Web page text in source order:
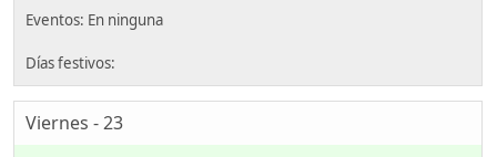
Viernes - 23